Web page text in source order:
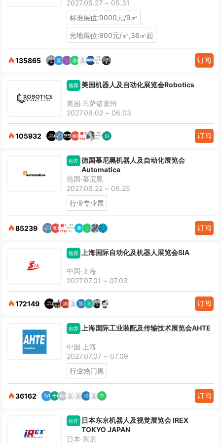
2027.05.27 ~ 05.31
标准展位:9000元/9㎡
光地展位:900元/㎡,36㎡起
135865 订阅
推荐 美国机器人及自动化展览会Robotics
美国·马萨诸塞州
2027.06.02 ~ 06.03
105932 订阅
推荐 德国慕尼黑机器人及自动化展览会
Automatica
德国·慕尼黑
2027.06.22 ~ 06.25
行业专业展
85239 订阅
推荐 上海国际自动化及机器人展览会SIA
中国·上海
2027.07.01 ~ 07.03
172149 订阅
推荐 上海国际工业装配及传输技术展览会AHTE
中国·上海
2027.07.07 ~ 07.09
行业热门展
36162 订阅
推荐
日本东京机器人及视觉展览会 IREX
TOKYO JAPAN
日本·东京